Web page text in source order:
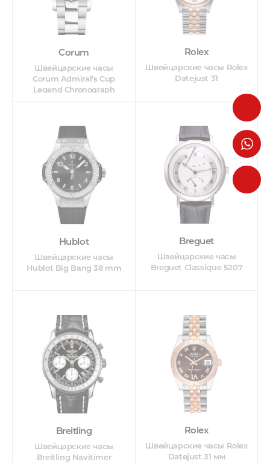
Corum
Швейцарские часы
Corum Admiral's Cup
Legend Chronograph
Rolex
Швейцарские часы Rolex
Datejust 31
Hublot
Швейцарские часы
Hublot Big Bang 38 mm
Breguet
Швейцарские часы
Breguet Classique 5207
Breitling
Швейцарские часы
Breitling Navitimer
Rolex
Швейцарские часы Rolex
Datejust 31 мм